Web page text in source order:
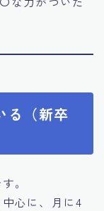
る（新卒
。
心に、月に4